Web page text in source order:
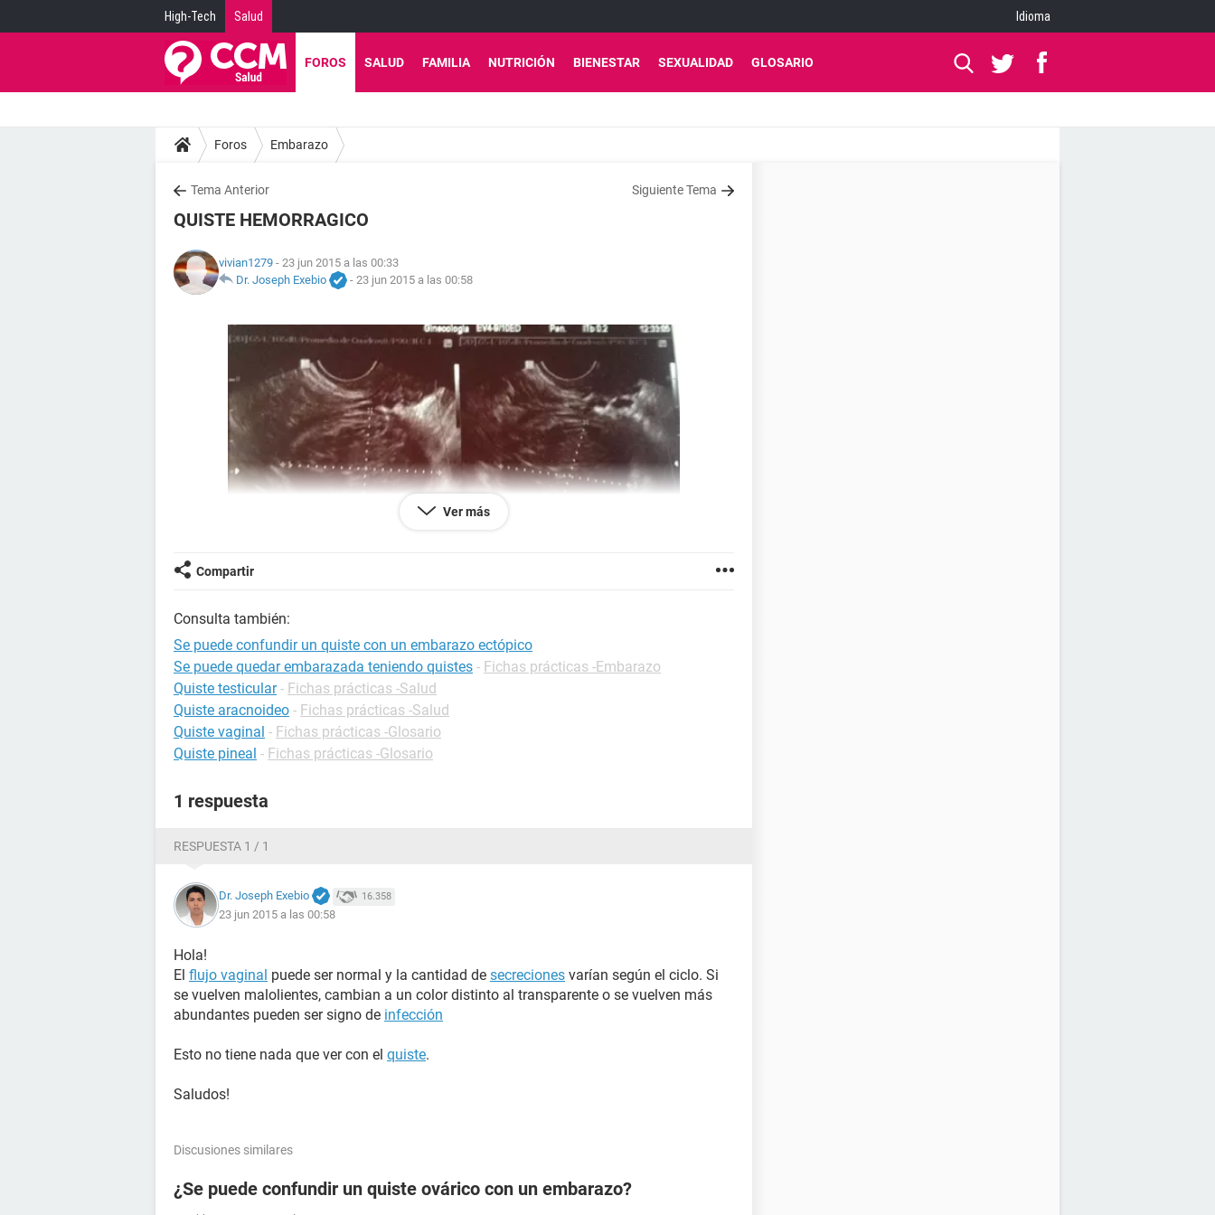
High-Tech Salud Idioma
FOROS SALUD FAMILIA NUTRICIÓN BIENESTAR SEXUALIDAD GLOSARIO
Foros Embarazo
Tema Anterior Siguiente Tema
QUISTE HEMORRAGICO
vivian1279 - 23 jun 2015 a las 00:33
Dr. Joseph Exebio
- 23 jun 2015 a las 00:58
Ver más
Compartir
Consulta también:
Se puede confundir un quiste con un embarazo ectópico
Se puede quedar embarazada teniendo quistes - Fichas prácticas -Embarazo
Quiste testicular - Fichas prácticas -Salud
Quiste aracnoideo - Fichas prácticas -Salud
Quiste vaginal - Fichas prácticas -Glosario
Quiste pineal - Fichas prácticas -Glosario
1 respuesta
RESPUESTA 1 / 1
Dr. Joseph Exebio 16.358
23 jun 2015 a las 00:58
Hola!
El flujo vaginal puede ser normal y la cantidad de secreciones varían según el ciclo. Si
se vuelven malolientes, cambian a un color distinto al transparente o se vuelven más
abundantes pueden ser signo de infección
Esto no tiene nada que ver con el quiste.
Saludos!
Discusiones similares
¿Se puede confundir un quiste ovárico con un embarazo?